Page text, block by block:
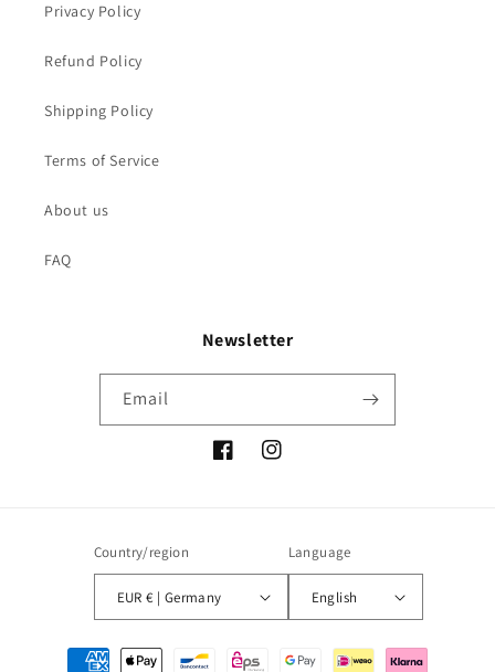
Privacy Policy
Refund Policy
Shipping Policy
Terms of Service
About us
FAQ
Newsletter
Email
FacebookInstagram
Country/region
EUR € | Germany
Language
English
Payment